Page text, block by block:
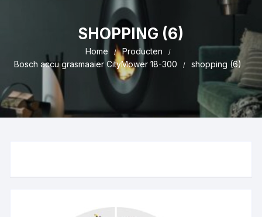
SHOPPING (6)
Home
Producten
Bosch accu grasmaaier CityMower 18-300
shopping (6)